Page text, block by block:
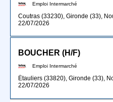
Emploi Intermarché
Coutras (33230), Gironde (33),
22/07/2026
BOUCHER (H/F)
Emploi Intermarché
Étauliers (33820), Gironde (33),
22/07/2026